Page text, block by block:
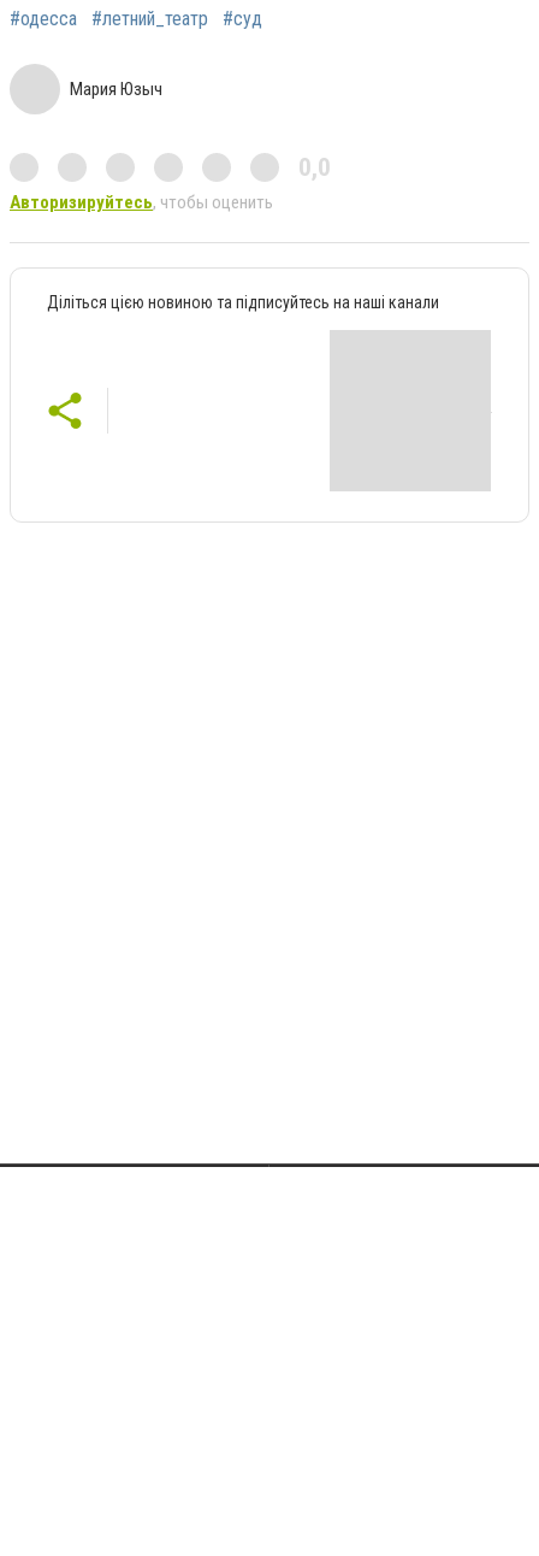
#одесса #летний_театр #суд
Мария Юзыч
0,0
Авторизируйтесь, чтобы оценить
Діліться цією новиною та підписуйтесь на наші канали